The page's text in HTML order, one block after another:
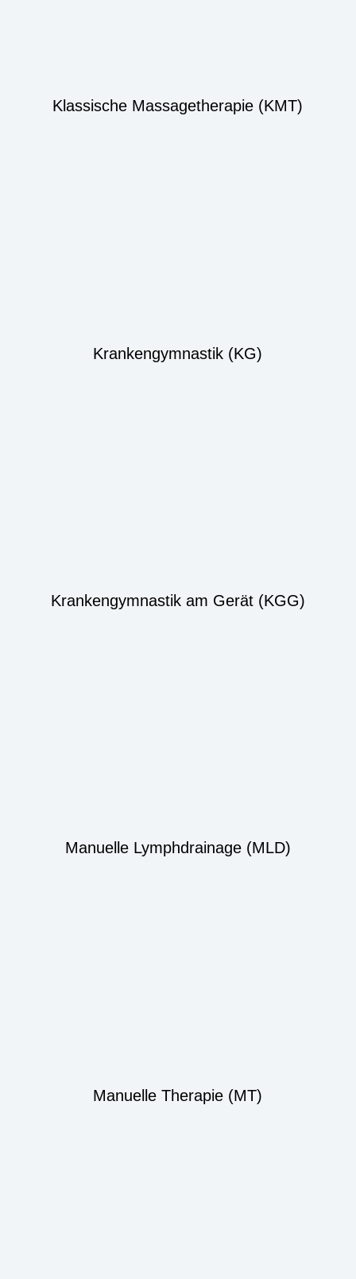
Klassische Massagetherapie (KMT)
Krankengymnastik (KG)
Krankengymnastik am Gerät (KGG)
Manuelle Lymphdrainage (MLD)
Manuelle Therapie (MT)